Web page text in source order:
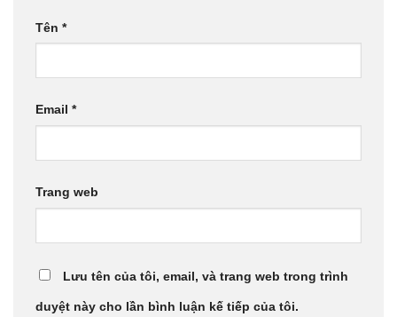
Tên *
Email *
Trang web
Lưu tên của tôi, email, và trang web trong trình
duyệt này cho lần bình luận kế tiếp của tôi.